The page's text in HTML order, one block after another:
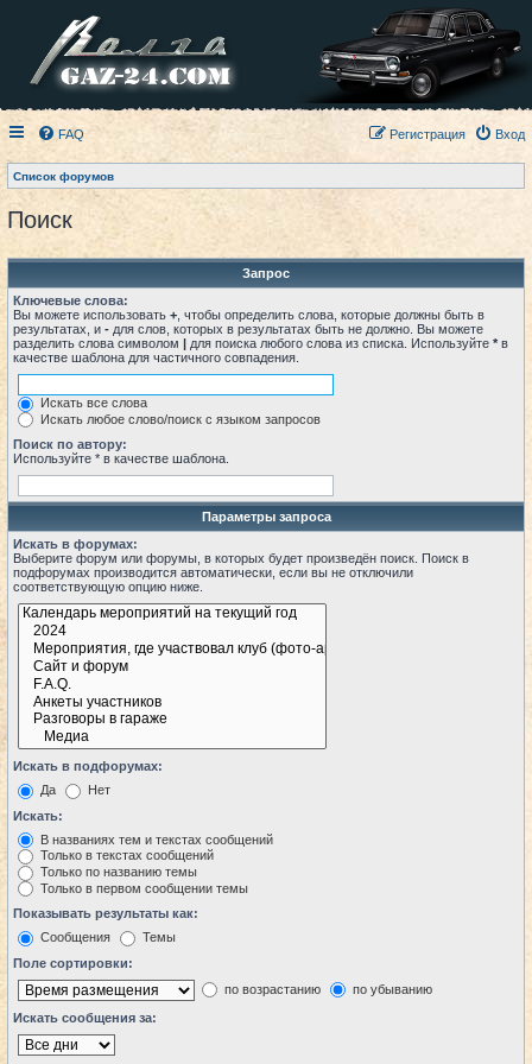
FAQ Вход
Регистрация
Список форумов
Поиск
Запрос
Ключевые слова:
Вы можете использовать + , чтобы определить слова, которые должны быть в
результатах, и - для слов, которых в результатах быть не должно. Вы можете
разделить слова символом | для поиска любого слова из списка. Используйте * в
качестве шаблона для частичного совпадения.
Искать все слова
Искать любое слово/поиск с языком запросов
Поиск по автору:
Используйте * в качестве шаблона.
Параметры запроса
Искать в форумах:
Выберите форум или форумы, в которых будет произведён поиск. Поиск в
подфорумах производится автоматически, если вы не отключили
соответствующую опцию ниже.
Искать в подфорумах:
Да
Нет
Искать:
В названиях тем и текстах сообщений
Только в текстах сообщений
Только по названию темы
Только в первом сообщении темы
Показывать результаты как:
Сообщения
Темы
Поле сортировки:
по возрастанию
по убыванию
Искать сообщения за: